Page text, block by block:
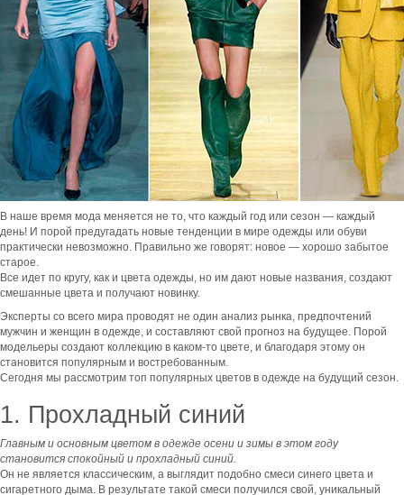
В наше время мода меняется не то, что каждый год или сезон — каждый
день! И порой предугадать новые тенденции в мире одежды или обуви
практически невозможно. Правильно же говорят: новое — хорошо забытое
старое.
Все идет по кругу, как и цвета одежды, но им дают новые названия, создают
смешанные цвета и получают новинку.
Эксперты со всего мира проводят не один анализ рынка, предпочтений
мужчин и женщин в одежде, и составляют свой прогноз на будущее. Порой
модельеры создают коллекцию в каком-то цвете, и благодаря этому он
становится популярным и востребованным.
Сегодня мы рассмотрим топ популярных цветов в одежде на будущий сезон.
1. Прохладный синий
Главным и основным цветом в одежде осени и зимы в этом году
становится спокойный и прохладный синий.
Он не является классическим, а выглядит подобно смеси синего цвета и
сигаретного дыма. В результате такой смеси получился свой, уникальный